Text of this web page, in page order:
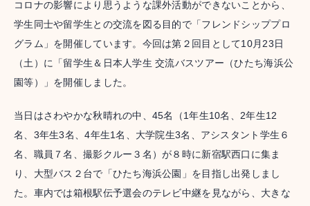
コロナの影響により思うような課外活動ができないことから、
学生同士や留学生との交流を図る目的で「フレンドシッププロ
グラム」を開催しています。今回は第２回目として10月23日
（土）に「留学生＆日本人学生 交流バスツアー（ひたち海浜公
園等）」を開催しました。
当日はさわやかな秋晴れの中、45名（1年生10名、2年生12
名、3年生3名、4年生1名、大学院生3名、アシスタント学生６
名、職員７名、撮影クルー３名）が８時に新宿駅西口に集ま
り、大型バス２台で「ひたち海浜公園」を目指し出発しまし
た。車内では箱根駅伝予選会のテレビ中継を見ながら、大きな